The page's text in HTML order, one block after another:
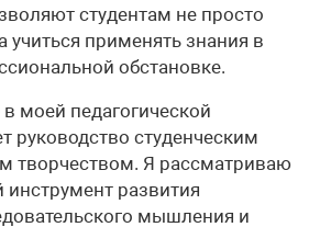
студентам не просто
учиться применять знания в
обстановке.
моей педагогической
руководство студенческим
творчеством. Я рассматриваю
развития
мышления и